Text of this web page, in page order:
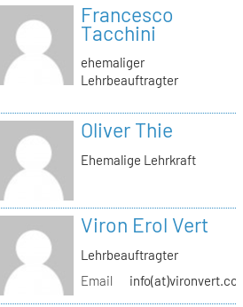
Francesco
Tacchini
ehemaliger
Lehrbeauftragter
Oliver Thie
Ehemalige Lehrkraft
Viron Erol Vert
Lehrbeauftragter
Email